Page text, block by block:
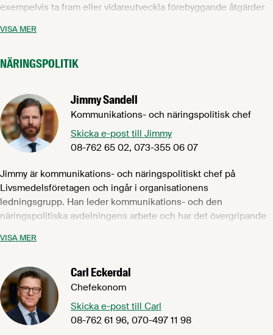
exempelvis ta fram eller vidareutveckla förebyggande åtgärder
kommer närmast ifrån rollen som arbetsmiljöinspektör på
maskinteknik med inriktning på industriell ekonomi samt
VISA MER
NÄRINGSPOLITIK
Jimmy Sandell
Kommunikations- och näringspolitisk chef
Skicka e-post till Jimmy
08-762 65 02, 073-355 06 07
Jimmy är kommunikations- och näringspolitiskt chef på
Livsmedelsföretagen och ingår i organisationens
ledningsgrupp. Han leder kommunikations- och den
näringspolitiska avdelningens arbete och har det övergripande
kommunikation och näringspolitiska påverkansarbete. Han är
återkommande även med industri- och partsgemensamma
projekt och aktiviteter. Jimmy kommer närmast från rollen som
byråchef och vice VD på United Minds. Han var även partner i
Primegruppen som består av kommunikationsbyrån Prime och
strategiföretaget United Minds. Prime & United Minds utsågs
VISA MER
Carl Eckerdal
Chefekonom
Skicka e-post till Carl
08-762 61 96, 070-497 11 98